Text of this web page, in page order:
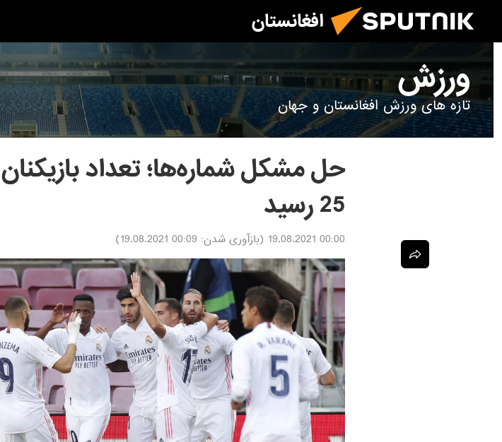
افغانستان
ورزش
تازه های ورزش افغانستان و جهان
حل مشکل شماره‌ها؛ تعداد بازیکنان
25 رسید
00:00 19.08.2021 (بازآوری شدن: 00:09 19.08.2021
)